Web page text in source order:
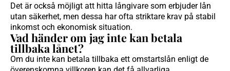
Det är också möjligt att hitta långivare som erbjuder lån
utan säkerhet, men dessa har ofta striktare krav på stabil
inkomst och ekonomisk situation.
Vad händer om jag inte kan betala
tillbaka lånet?
Om du inte kan betala tillbaka ett omstartslån enligt de